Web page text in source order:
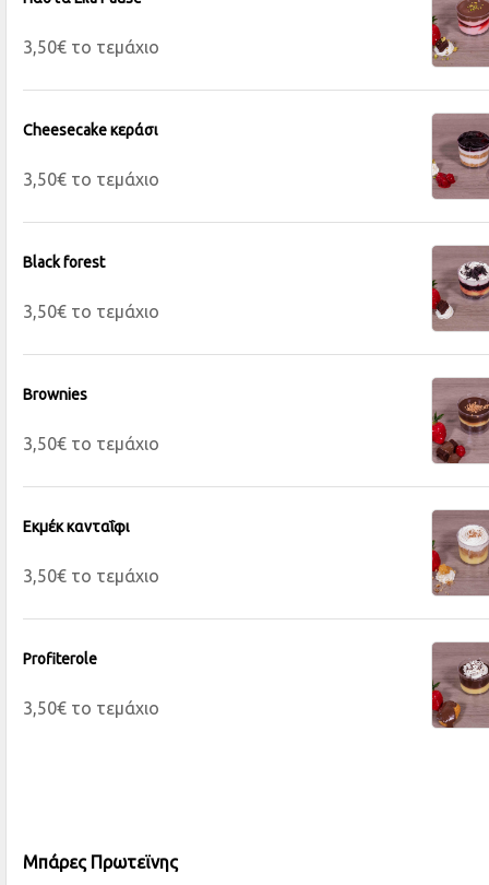
3,50€ το τεμάχιο
Cheesecake κεράσι
3,50€ το τεμάχιο
Black forest
3,50€ το τεμάχιο
Brownies
3,50€ το τεμάχιο
Εκμέκ κανταΐφι
3,50€ το τεμάχιο
Profiterole
3,50€ το τεμάχιο
Μπάρες Πρωτεϊνης